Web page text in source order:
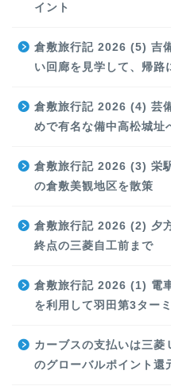
イント
倉敷旅行記 2026 (5) 吉
い回廊を見学して、帰路
倉敷旅行記 2026 (4) 芸
めで有名な備中高松城址
倉敷旅行記 2026 (3) 栄
の倉敷美観地区を散策
倉敷旅行記 2026 (2) 夕
終点の三菱自工前まで
倉敷旅行記 2026 (1) 電
を利用して羽田第3ター
カーブスの支払いは三菱
のグローバルポイント還